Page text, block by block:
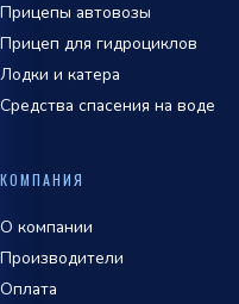
Прицепы автовозы
Прицеп для гидроциклов
Лодки и катера
Средства спасения на воде
КОМПАНИЯ
О компании
Производители
Оплата